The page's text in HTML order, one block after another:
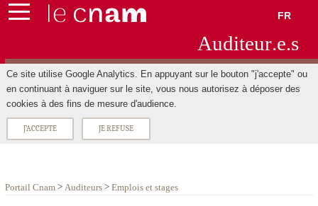
FR
Auditeur.e.s
Ce site utilise Google Analytics. En appuyant sur le bouton "j'accepte" ou
en continuant à naviguer sur le site, vous nous autorisez à déposer des
cookies à des fins de mesure d'audience.
J'ACCEPTE JE REFUSE
Portail Cnam > Auditeurs> Emplois et stages